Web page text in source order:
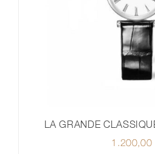
LA GRANDE
1.200,00